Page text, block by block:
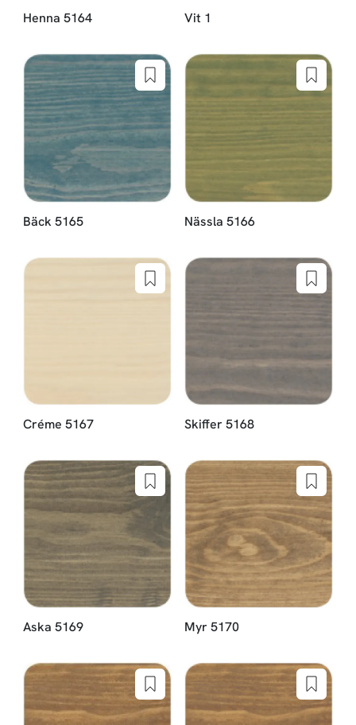
Henna 5164 Vit 1
Bäck 5165 Nässla 5166
Créme 5167 Skiffer 5168
Aska 5169 Myr 5170